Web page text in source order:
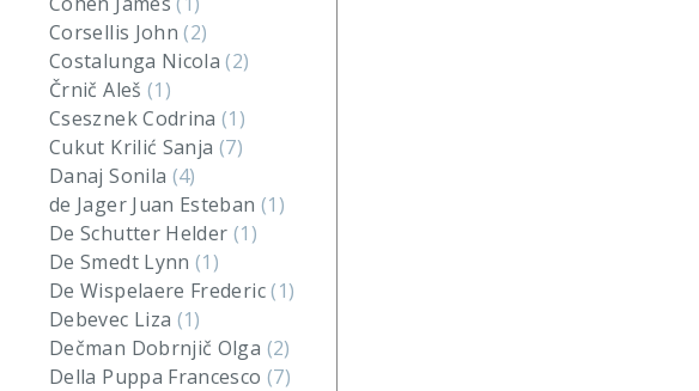
Corsellis John(2)
Costalunga Nicola(2)
Črnič Aleš (1)
Csesznek Codrina(1)
Cukut Krilić Sanja (7)
Danaj Sonila (4)
de Jager Juan Esteban (1)
De Schutter Helder (1)
De Smedt Lynn(1)
De Wispelaere Frederic(1)
Debevec Liza (1)
Dečman Dobrnjič Olga (2)
Della Puppa Francesco (7)